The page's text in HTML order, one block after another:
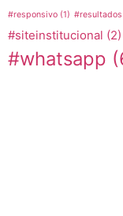
#responsivo (1) #resultados
#siteinstitucional (2)
#whatsapp